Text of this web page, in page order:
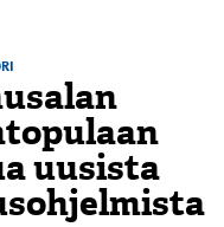
uusista